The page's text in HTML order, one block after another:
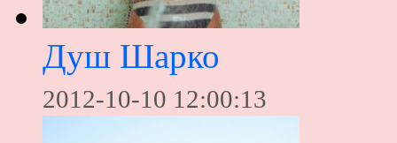
Душ Шарко
2012-10-10 12:00:13